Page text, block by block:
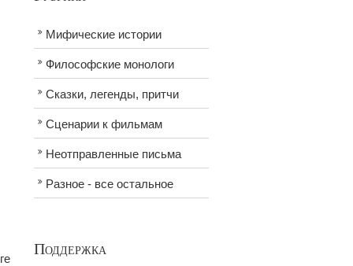
Мифические истории
Философские монологи
Сказки, легенды, притчи
Сценарии к фильмам
Неотправленные письма
Разное - все остальное
Поддержка